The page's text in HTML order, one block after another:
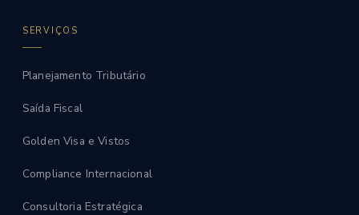
SERVIÇOS
Planejamento Tributário
Saída Fiscal
Golden Visa e Vistos
Compliance Internacional
Consultoria Estratégica